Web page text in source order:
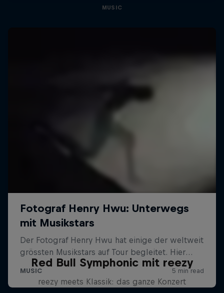
MUSIC
Red Bull Symphonic mit reezy
reezy meets Klassik: das ganze Konzert